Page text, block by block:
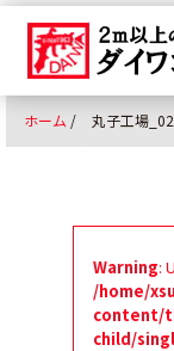
ホーム / 丸子工場
Warning:
/home/
content/
child/